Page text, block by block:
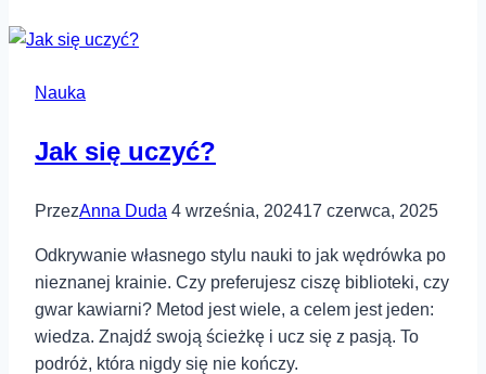
nagielskiego
się
Nauka
Jak się uczyć?
PrzezAnna Duda 4 września, 202417 czerwca, 2025
Odkrywanie własnego stylu nauki to jak wędrówka po
nieznanej krainie. Czy preferujesz ciszę biblioteki, czy
gwar kawiarni? Metod jest wiele, a celem jest jeden:
wiedza. Znajdź swoją ścieżkę i ucz się z pasją. To
podróż, która nigdy się nie kończy.